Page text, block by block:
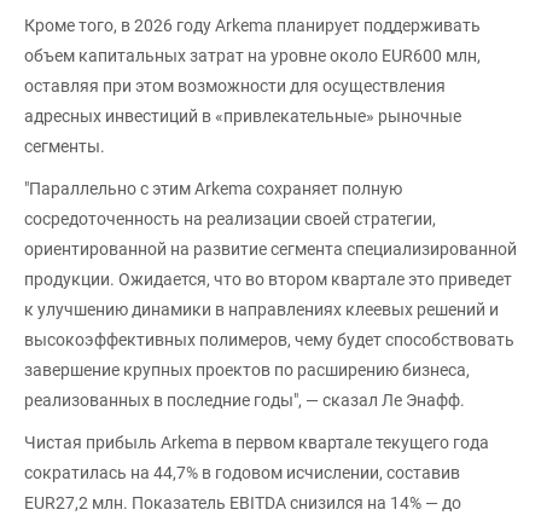
Кроме того, в 2026 году Arkema планирует поддерживать
объем капитальных затрат на уровне около EUR600 млн,
оставляя при этом возможности для осуществления
адресных инвестиций в «привлекательные» рыночные
сегменты.
"Параллельно с этим Arkema сохраняет полную
сосредоточенность на реализации своей стратегии,
ориентированной на развитие сегмента специализированной
продукции. Ожидается, что во втором квартале это приведет
к улучшению динамики в направлениях клеевых решений и
высокоэффективных полимеров, чему будет способствовать
завершение крупных проектов по расширению бизнеса,
реализованных в последние годы", — сказал Ле Энафф.
Чистая прибыль Arkema в первом квартале текущего года
сократилась на 44,7% в годовом исчислении, составив
EUR27,2 млн. Показатель EBITDA снизился на 14% — до